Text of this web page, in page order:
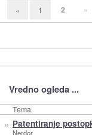
« 1 2 »
Vredno ogleda ...
Tema
» Patentiranje
Nerdor